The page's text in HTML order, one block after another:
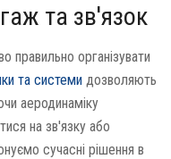
та зв'язок
організувати
та системи дозволяють
аеродинаміку
на зв'язку або
сучасні рішення в